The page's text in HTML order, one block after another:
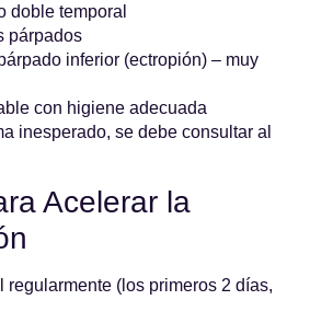
doble temporal
párpados
inferior (ectropión) – muy
con higiene adecuada
inesperado, se debe consultar al
Acelerar la
regularmente (los primeros 2 días,